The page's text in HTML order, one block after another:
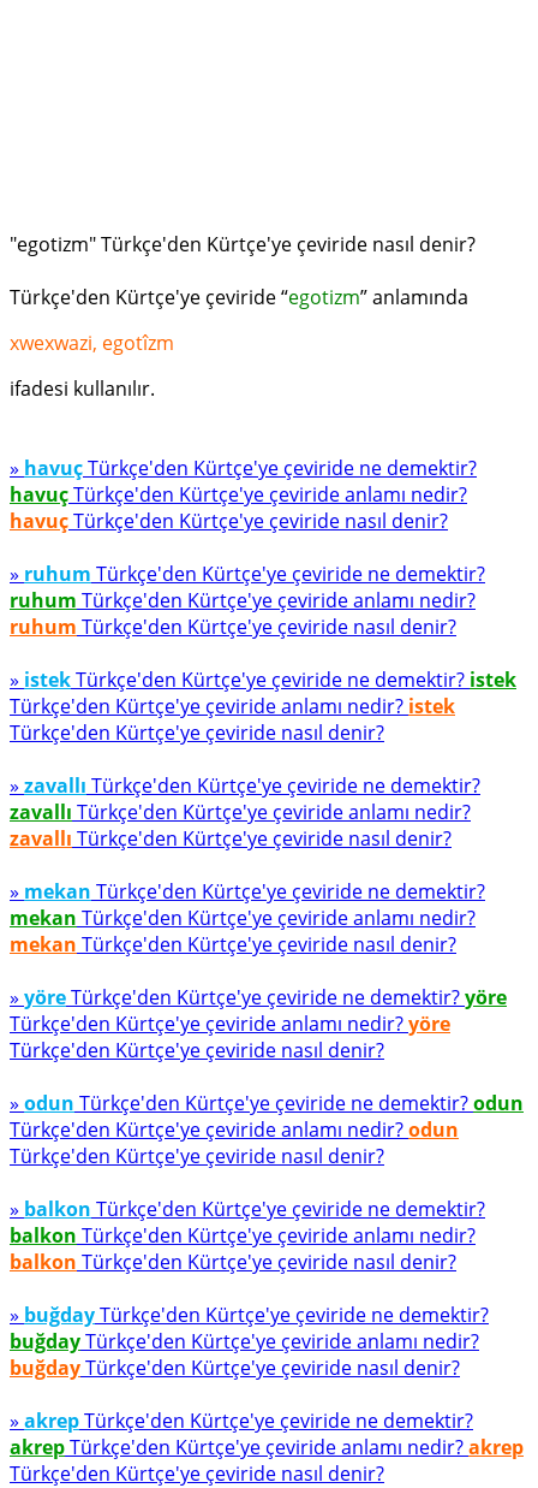
"egotizm" Türkçe'den Kürtçe'ye çeviride nasıl denir?
Türkçe'den Kürtçe'ye çeviride “egotizm” anlamında
xwexwazi, egotîzm
ifadesi kullanılır.
» havuçTürkçe'den Kürtçe'ye çeviride ne demektir?
havuçTürkçe'den Kürtçe'ye çeviride anlamı nedir?
havuçTürkçe'den Kürtçe'ye çeviride nasıl denir?
» ruhum Türkçe'den Kürtçe'ye çeviride ne demektir?
ruhum Türkçe'den Kürtçe'ye çeviride anlamı nedir?
ruhum Türkçe'den Kürtçe'ye çeviride nasıl denir?
» istekTürkçe'den Kürtçe'ye çeviride ne demektir? istek
Türkçe'den Kürtçe'ye çeviride anlamı nedir? istek
Türkçe'den Kürtçe'ye çeviride nasıl denir?
» zavallı Türkçe'den Kürtçe'ye çeviride ne demektir?
zavallı Türkçe'den Kürtçe'ye çeviride anlamı nedir?
zavallı Türkçe'den Kürtçe'ye çeviride nasıl denir?
» mekan Türkçe'den Kürtçe'ye çeviride ne demektir?
mekan Türkçe'den Kürtçe'ye çeviride anlamı nedir?
mekan Türkçe'den Kürtçe'ye çeviride nasıl denir?
» yöreTürkçe'den Kürtçe'ye çeviride ne demektir?yöre
Türkçe'den Kürtçe'ye çeviride anlamı nedir?yöre
Türkçe'den Kürtçe'ye çeviride nasıl denir?
» odun Türkçe'den Kürtçe'ye çeviride ne demektir?odun
Türkçe'den Kürtçe'ye çeviride anlamı nedir?odun
Türkçe'den Kürtçe'ye çeviride nasıl denir?
» balkon Türkçe'den Kürtçe'ye çeviride ne demektir?
balkon Türkçe'den Kürtçe'ye çeviride anlamı nedir?
balkon Türkçe'den Kürtçe'ye çeviride nasıl denir?
» buğdayTürkçe'den Kürtçe'ye çeviride ne demektir?
buğdayTürkçe'den Kürtçe'ye çeviride anlamı nedir?
buğdayTürkçe'den Kürtçe'ye çeviride nasıl denir?
» akrepTürkçe'den Kürtçe'ye çeviride ne demektir?
akrepTürkçe'den Kürtçe'ye çeviride anlamı nedir?akrep
Türkçe'den Kürtçe'ye çeviride nasıl denir?